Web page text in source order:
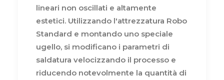
lineari non oscillati e altamente
estetici. Utilizzando l'attrezzatura Robo
Standard e montando uno speciale
ugello, si modificano i parametri di
saldatura velocizzando il processo e
riducendo notevolmente la quantità di